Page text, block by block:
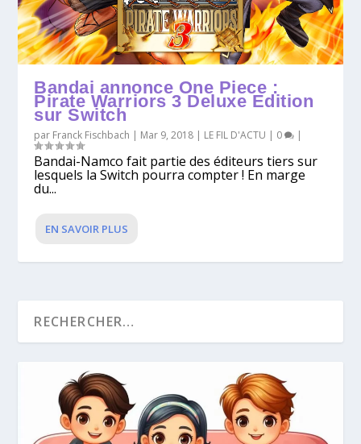
Bandai annonce One Piece :
Pirate Warriors 3 Deluxe Edition
sur Switch
par Franck Fischbach | Mar 9, 2018 | LE FIL D'ACTU | 0 |
Bandai-Namco fait partie des éditeurs tiers sur
lesquels la Switch pourra compter ! En marge
du...
EN SAVOIR PLUS